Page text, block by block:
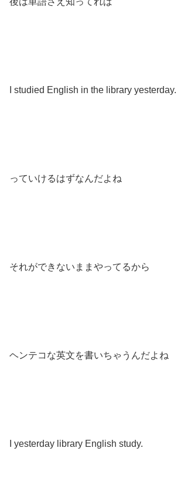
I studied English in the library yesterday.
っていけるはずなんだよね
それができないままやってるから
ヘンテコな英文を書いちゃうんだよね
I yesterday library English study.